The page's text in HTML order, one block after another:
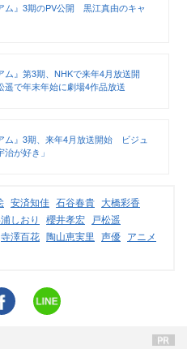
ム』3期のPV公開 黒江真由のキャ
ム』第3期、NHKで来年4月放送開
で年末年始に劇場4作品放送
ム』3期、来年4月放送開始 ビジュ
が好き」
安済知佳 石谷春貴 大橋彩香
しおり 櫻井孝宏 戸松遥
寺澤百花 陶山恵実里 声優 アニメ